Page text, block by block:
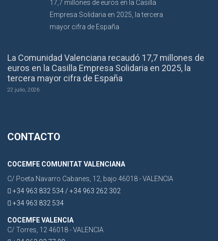
La Comunidad Valenciana recaudó 17,7 millones de
euros en la Casilla Empresa Solidaria en 2025, la
tercera mayor cifra de España
22 julio, 2026
CONTACTO
COCEMFE COMUNITAT VALENCIANA
C/ Poeta Navarro Cabanes, 12, bajo 46018 - VALENCIA
+34 963 832 534 / +34 963 262 302
+34 963 832 534
COCEMFE VALENCIA
C/ Torres, 12 46018 - VALENCIA